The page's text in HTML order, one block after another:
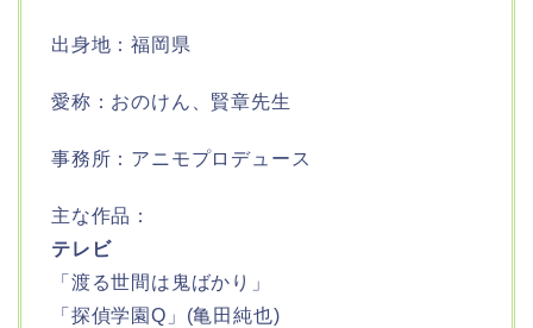
出身地：福岡県
愛称：おのけん、賢章先生
事務所：アニモプロデュース
主な作品：
テレビ
「渡る世間は鬼ばかり」
「探偵学園Q」(亀田純也)